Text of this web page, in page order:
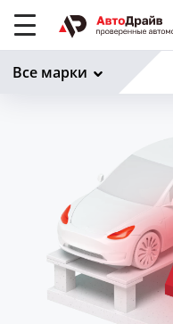
Все марки